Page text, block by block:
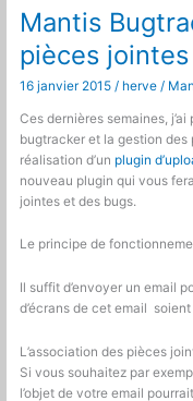
de
visualisation
d’un
bug
Mantis
pièces
16 janvier 2015 / herve /
Ces dernières semaines,
bugtracker et la gestion des
réalisation d’un plugin
nouveau plugin qui vous
jointes et des bugs.
Le principe de
Il suffit d’envoyer un email
d’écrans de cet email
L’association des pièces
Si vous souhaitez par
l’objet de votre email